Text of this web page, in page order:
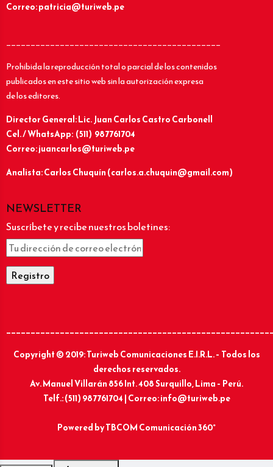
Correo: patricia@turiweb.pe
____________________________________________
Prohibida la reproducción total o parcial de los contenidos
publicados en este sitio web sin la autorización expresa
de los editores.
Director General: Lic.Juan Carlos Castro Carbonell
Cel. / WhatsApp: (511) 987761704
Correo: juancarlos@turiweb.pe
Analista: Carlos Chuquín (carlos.a.chuquin@gmail.com)
NEWSLETTER
Suscríbete y recibe nuestros boletines:
Copyright © 2019: Turiweb Comunicaciones E.I.R.L. – Todos los
derechos reservados.
Av. Manuel Villarán 856 Int. 408 Surquillo, Lima – Perú.
Telf.: (511) 987761704 | Correo: info@turiweb.pe
Powered byTBCOM Comunicación 360°